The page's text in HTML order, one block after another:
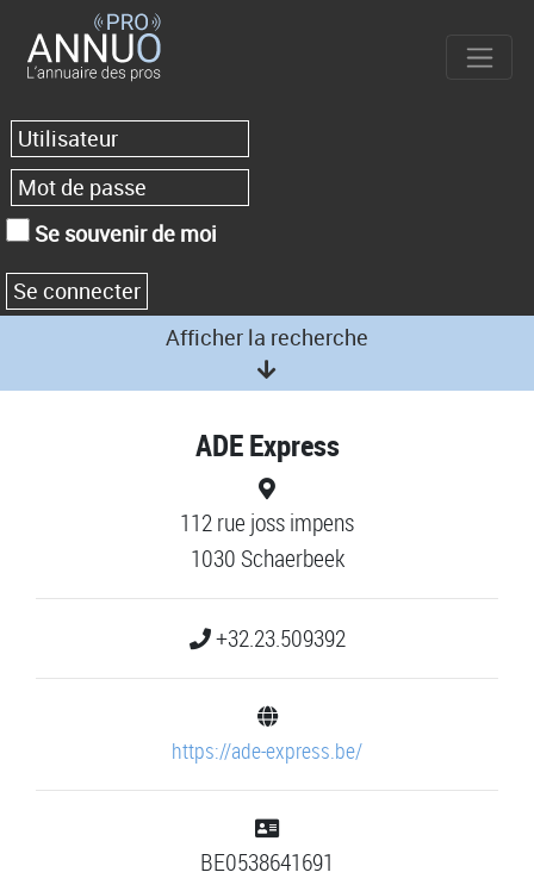
Se souvenir de moi
Afficher la recherche
ADE Express
112 rue joss impens
1030 Schaerbeek
+32.23.509392
https://ade-express.be/
BE0538641691